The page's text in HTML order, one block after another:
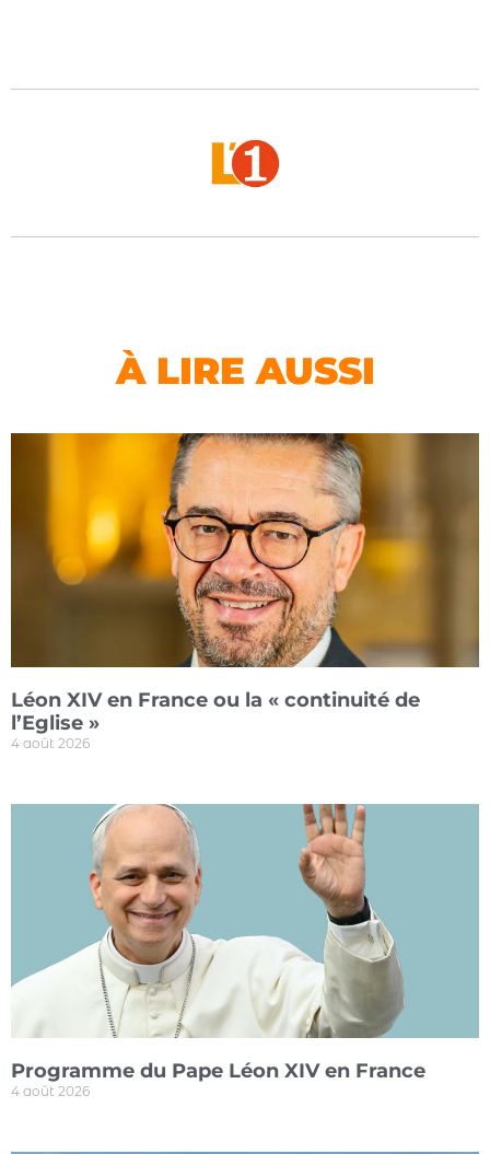
À LIRE AUSSI
Léon XIV en France ou la « continuité de
l’Eglise »
4 août 2026
Programme du Pape Léon XIV en France
4 août 2026